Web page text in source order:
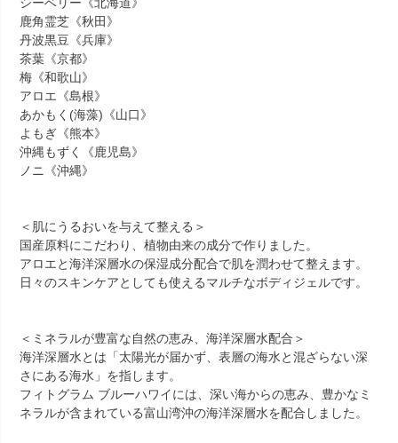
シーベリー《北海道》
鹿角霊芝《秋田》
丹波黒豆《兵庫》
茶葉《京都》
梅《和歌山》
アロエ《島根》
あかもく(海藻)《山口》
よもぎ《熊本》
沖縄もずく《鹿児島》
ノニ《沖縄》
＜肌にうるおいを与えて整える＞
国産原料にこだわり、植物由来の成分で作りました。
アロエと海洋深層水の保湿成分配合で肌を潤わせて整えます。
日々のスキンケアとしても使えるマルチなボディジェルです。
＜ミネラルが豊富な自然の恵み、海洋深層水配合＞
海洋深層水とは「太陽光が届かず、表層の海水と混ざらない深
さにある海水」を指します。
フィトグラム ブルーハワイには、深い海からの恵み、豊かなミ
ネラルが含まれている富山湾沖の海洋深層水を配合しました。